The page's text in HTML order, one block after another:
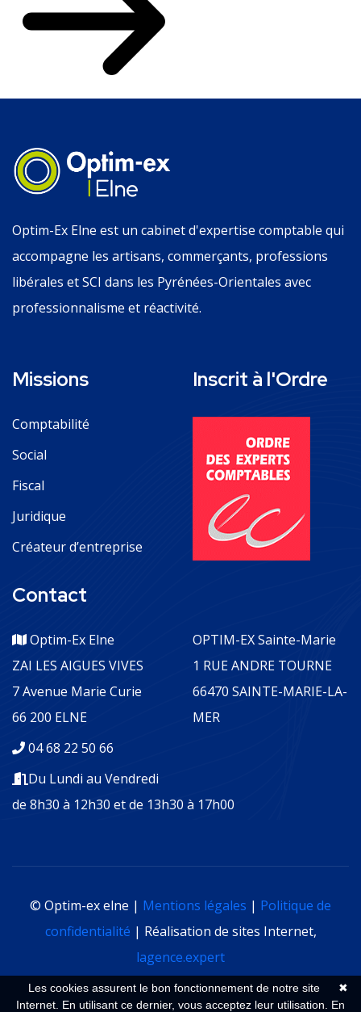
Optim-Ex Elne est un cabinet d'expertise comptable qui
accompagne les artisans, commerçants, professions
libérales et SCI dans les Pyrénées-Orientales avec
professionnalisme et réactivité.
Missions
Comptabilité
Social
Fiscal
Juridique
Créateur d’entreprise
Inscrit à l'Ordre
Contact
Optim-Ex Elne
ZAI LES AIGUES VIVES
7 Avenue Marie Curie
66 200 ELNE
OPTIM-EX Sainte-Marie
1 RUE ANDRE TOURNE
66470 SAINTE-MARIE-LA-
MER
04 68 22 50 66
Du Lundi au Vendredi
de 8h30 à 12h30 et de 13h30 à 17h00
© Optim-ex elne | Mentions légales | Politique de
confidentialité | Réalisation de sites Internet,
lagence.expert
✖
Les cookies assurent le bon fonctionnement de notre site
Internet. En utilisant ce dernier, vous acceptez leur utilisation. En